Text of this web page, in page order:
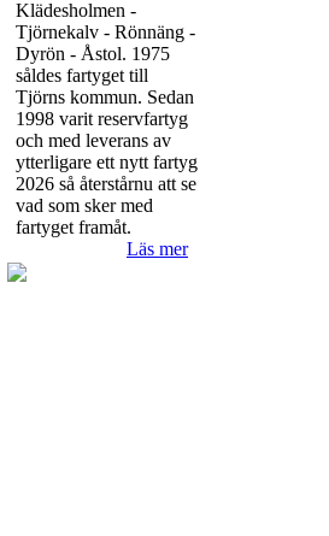
Klädesholmen -
Tjörnekalv - Rönnäng -
Dyrön - Åstol. 1975
såldes fartyget till
Tjörns kommun. Sedan
1998 varit reservfartyg
och med leverans av
ytterligare ett nytt fartyg
2026 så återstårnu att se
vad som sker med
fartyget framåt.
Läs mer